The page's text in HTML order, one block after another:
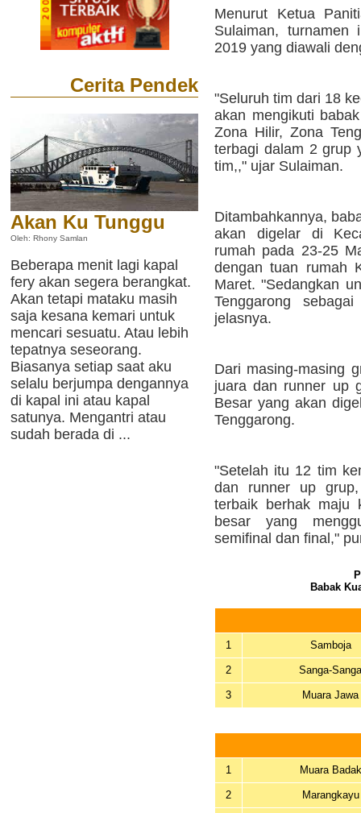
Cerita Pendek
Akan Ku Tunggu
Oleh: Rhony Samlan
Beberapa menit lagi kapal
fery akan segera berangkat.
Akan tetapi mataku masih
saja kesana kemari untuk
mencari sesuatu. Atau lebih
tepatnya seseorang.
Biasanya setiap saat aku
selalu berjumpa dengannya
di kapal ini atau kapal
satunya. Mengantri atau
sudah berada di ...
Menurut Ketua
Sulaiman,
2019 yang diawali
"Seluruh tim dari 18
akan mengikuti
Zona Hilir, Zona
terbagi dalam 2 grup
tim,," ujar Sulaiman.
Ditambahkannya,
akan digelar di
rumah pada 23-25
dengan tuan rumah
Maret. "Sedangkan
Tenggarong
jelasnya.
Dari masing-masing
juara dan runner up
Besar yang akan
Tenggarong.
"Setelah itu 12 tim
dan runner up
terbaik berhak maju
besar yang
semifinal dan final,"
Babak
1 Samboja
2 Sanga-Sanga
3 Muara Jawa
1 Muara Badak
2 Marangkayu